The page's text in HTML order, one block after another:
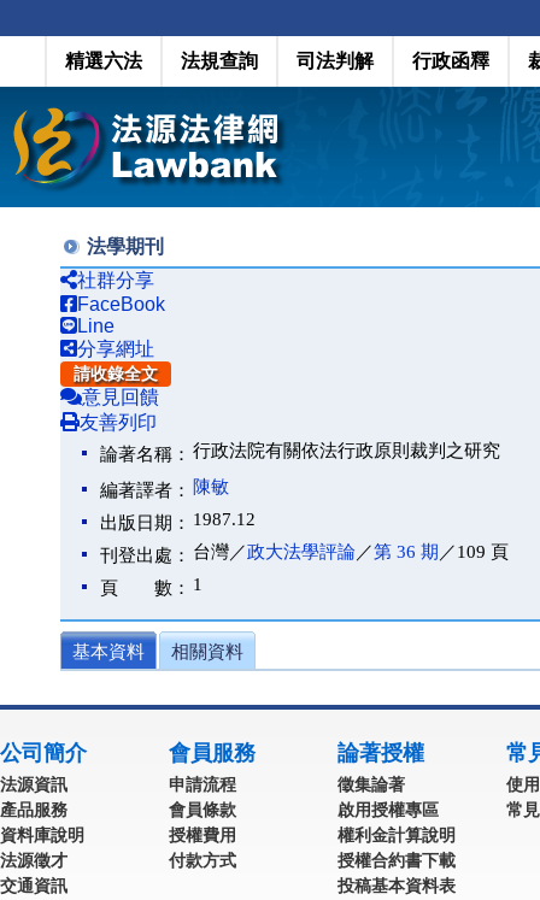
精選六法 法規查詢 司法判解 行政函釋
法學期刊
社群分享
FaceBook
Line
分享網址
請收錄全文
意見回饋
友善列印
論著名稱： 行政法院有關依法行政原則裁判之研究
編著譯者：
陳敏
出版日期： 1987.12
刊登出處： 台灣／政大法學評論／第 36 期 ／109 頁
頁 數： 1
基本資料 相關資料
公司簡介
法源資訊
產品服務
資料庫說明
法源徵才
交通資訊
會員服務
申請流程
會員條款
授權費用
付款方式
論著授權
徵集論著
啟用授權專區
權利金計算說明
授權合約書下載
投稿基本資料表
常
使
常